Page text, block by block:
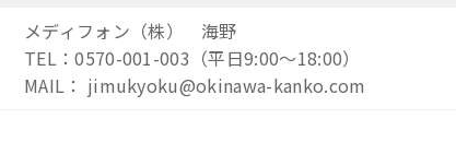
メディフォン（株） 海野
TEL：0570-001-003（平日9:00～18:00）
MAIL： jimukyoku@okinawa-kanko.com